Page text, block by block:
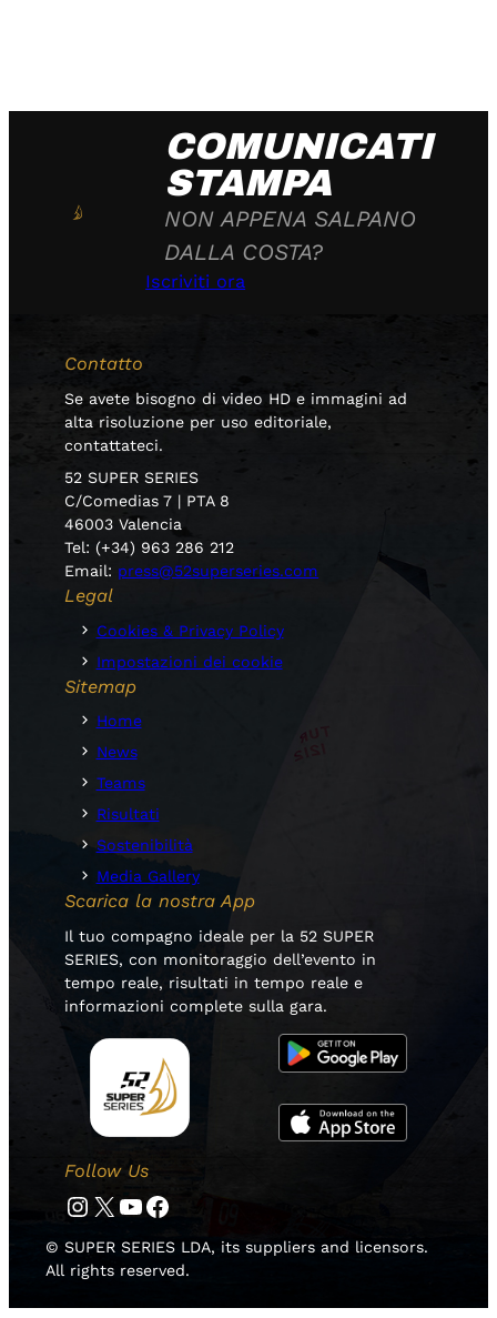
COMUNICATI
STAMPA
NON APPENA SALPANO
DALLA COSTA?
Iscriviti ora
Contatto
Se avete bisogno di video HD e immagini ad
alta risoluzione per uso editoriale,
contattateci.
52 SUPER SERIES
C/Comedias 7 | PTA 8
46003 Valencia
Tel: (+34) 963 286 212
Email: press@52superseries.com
Legal
Cookies & Privacy Policy
Impostazioni dei cookie
Sitemap
Home
News
Teams
Risultati
Sostenibilità
Media Gallery
Scarica la nostra App
Il tuo compagno ideale per la 52 SUPER
SERIES, con monitoraggio dell’evento in
tempo reale, risultati in tempo reale e
informazioni complete sulla gara.
Follow Us
Instagram Twitter YouTube Facebook
© SUPER SERIES LDA, its suppliers and licensors.
All rights reserved.